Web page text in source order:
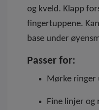
og kveld. Klapp
fingertuppene.
base under
Passer for:
Mørke ringer
Fine linjer